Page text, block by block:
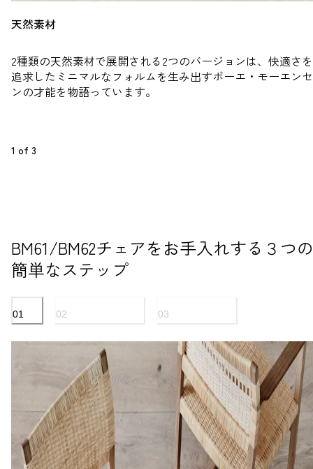
天然素材
2種類の天然素材で展開される2つのバージョンは、快適さを
追求したミニマルなフォルムを生み出すボーエ・モーエンセ
ンの才能を物語っています。
1 of 3
BM61/BM62チェアをお手入れする３つの
簡単なステップ
01 02 03